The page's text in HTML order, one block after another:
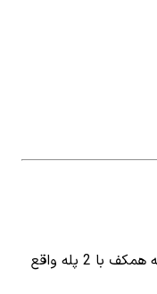
این کلبه چوبی با متراژ 16 متر در طبقه همکف با 2 پله واقع